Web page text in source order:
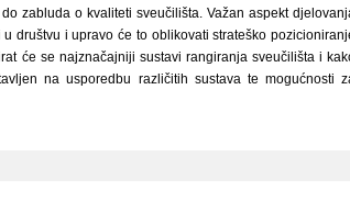
zabluda o kvaliteti sveučilišta. Važan aspekt
društvu i upravo će to oblikovati strateško
će se najznačajniji sustavi rangiranja sveučilišta i
na usporedbu različitih sustava te mogućnosti